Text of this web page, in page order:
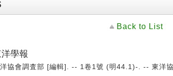
Back to List
學報
協會調査部 [編輯]. -- 1卷1號 (明44.1)-. -- 東洋